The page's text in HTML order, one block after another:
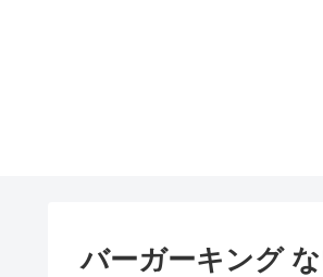
バーガーキング